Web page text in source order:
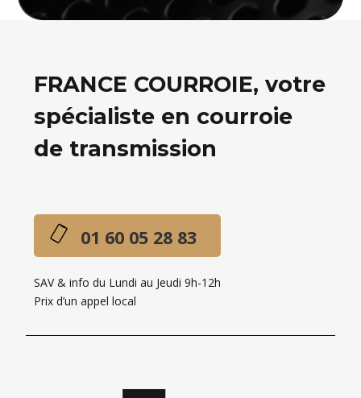
FRANCE COURROIE, votre
spécialiste en courroie
de transmission
01 60 05 28 83
SAV & info du Lundi au Jeudi 9h-12h
Prix d’un appel local